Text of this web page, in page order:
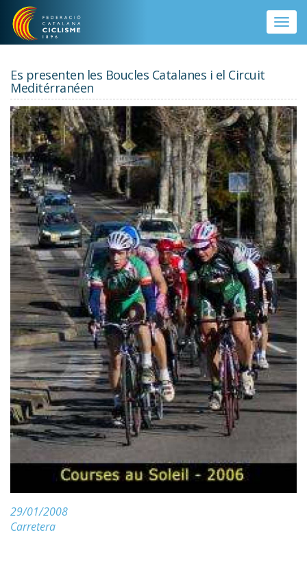
Vés al contingut
Toggle
Es presenten les Boucles Catalanes i el Circuit
Meditérranéen
29/01/2008
Carretera